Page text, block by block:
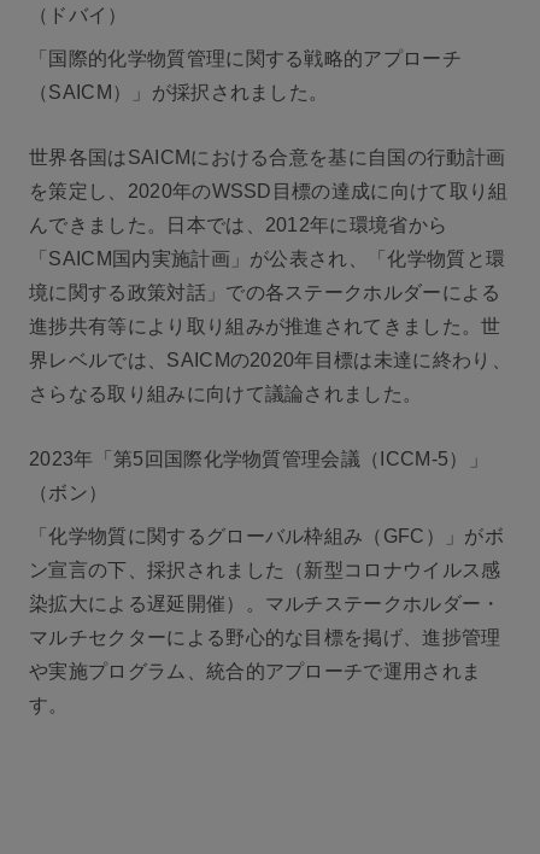
（ドバイ）
「国際的化学物質管理に関する戦略的アプローチ
（SAICM）」が採択されました。
世界各国はSAICMにおける合意を基に自国の行動計画
を策定し、2020年のWSSD目標の達成に向けて取り組
んできました。日本では、2012年に環境省から
「SAICM国内実施計画」が公表され、「化学物質と環
境に関する政策対話」での各ステークホルダーによる
進捗共有等により取り組みが推進されてきました。世
界レベルでは、SAICMの2020年目標は未達に終わり、
さらなる取り組みに向けて議論されました。
2023年「第5回国際化学物質管理会議（ICCM-5）」
（ボン）
「化学物質に関するグローバル枠組み（GFC）」がボ
ン宣言の下、採択されました（新型コロナウイルス感
染拡大による遅延開催）。マルチステークホルダー・
マルチセクターによる野心的な目標を掲げ、進捗管理
や実施プログラム、統合的アプローチで運用されま
す。